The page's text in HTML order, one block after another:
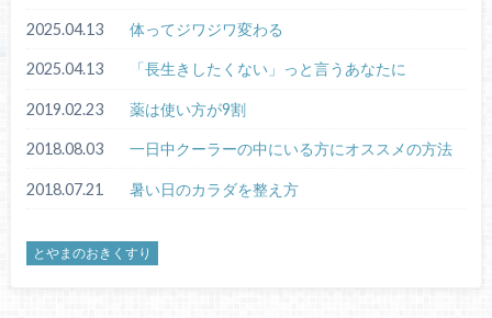
2025.04.13 体ってジワジワ変わる
2025.04.13 「長生きしたくない」っと言うあなたに
2019.02.23 薬は使い方が9割
2018.08.03 一日中クーラーの中にいる方にオススメの方法
2018.07.21 暑い日のカラダを整え方
とやまのおきくすり